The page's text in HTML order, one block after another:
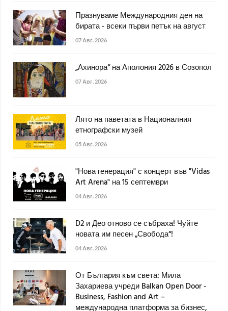
Празнуваме Международния ден на
бирата - всеки първи петък на август
07 Авг. 2026
„Ахинора“ на Аполония 2026 в Созопол
07 Авг. 2026
Лято на паветата в Националния
етнографски музей
05 Авг. 2026
"Нова генерация" с концерт във "Vidas
Art Arena" на 15 септември
04 Авг. 2026
D2 и Део отново се събраха! Чуйте
новата им песен „Свобода“!
04 Авг. 2026
От България към света: Мила
Захариева учреди Balkan Open Door -
Business, Fashion and Art –
международна платформа за бизнес,